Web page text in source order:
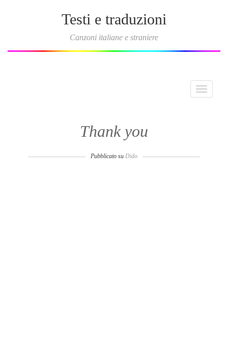
Testi e traduzioni
Canzoni italiane e straniere
Toggle
Thank you
Pubblicato su Dido